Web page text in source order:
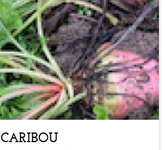
CARIBOU